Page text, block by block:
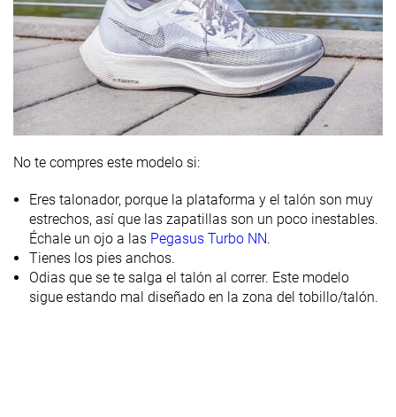
Clasificación #20 Top 4% #12 Top 4% #45 Top 13%
Popularidad #405 33% inferior #105 Top 29% #84 Top 23%
No te compres este modelo si:
Eres talonador, porque la plataforma y el talón son muy
estrechos, así que las zapatillas son un poco inestables.
Échale un ojo a las Pegasus Turbo NN.
Tienes los pies anchos.
Odias que se te salga el talón al correr. Este modelo
sigue estando mal diseñado en la zona del tobillo/talón.